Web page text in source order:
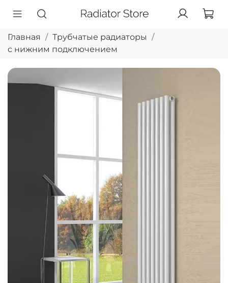
Главная
Трубчатые радиаторы
с нижним подключением